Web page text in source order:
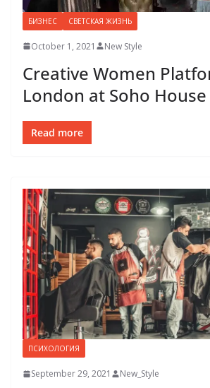
БИЗНЕС СВЕТСКАЯ ЖИЗНЬ
October 1, 2021 New Style
Creative Women
London at Soho House
Read more
ПСИХОЛОГИЯ
September 29, 2021 New_Style